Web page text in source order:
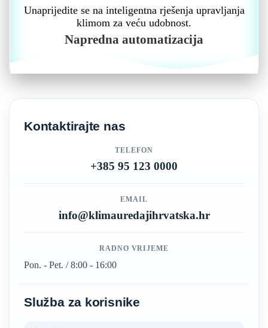
Unaprijedite se na inteligentna rješenja upravljanja
klimom za veću udobnost.
Napredna automatizacija
Kontaktirajte nas
TELEFON
+385 95 123 0000
EMAIL
info@klimauredajihrvatska.hr
RADNO VRIJEME
Pon. - Pet. / 8:00 - 16:00
Služba za korisnike